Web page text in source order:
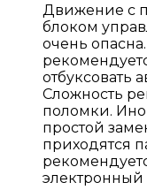
Движение с
блоком
очень
отбуксовать
Сложность
поломки.
простой
приходятся
электронный